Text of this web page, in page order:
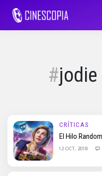
CRÍTICAS
El Hilo
12 OCT, 2018